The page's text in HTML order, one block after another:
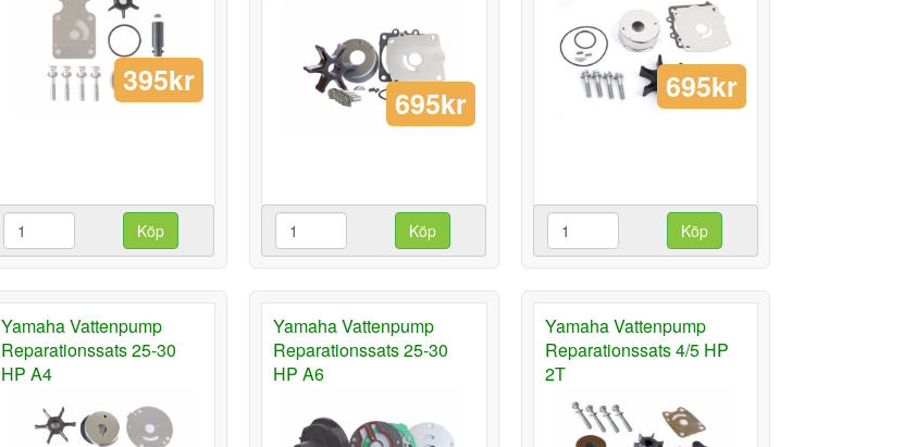
395kr
Köp
695kr
Köp
695kr
Köp
Yamaha Vattenpump
Reparationssats 25-30
HP A4
Yamaha Vattenpump
Reparationssats 25-30
HP A6
Yamaha Vattenpump
Reparationssats 4/5 HP
2T